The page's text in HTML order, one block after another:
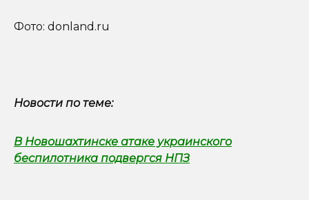
Фото: donland.ru
Новости по теме:
В Новошахтинске атаке украинского
беспилотника подвергся НПЗ